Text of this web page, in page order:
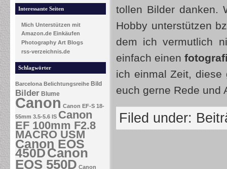
Interessante Seiten
Mich Unterstützen mit
Amazon.de Einkäufen
Photography Art Blogs
rss-verzeichnis.de
Schlagwörter
Barcelona Belichtungsreihe Bild
Bilder Blume
Canon Canon EF-S 18-
55mm 3.5-5.6 IS Canon
EF 100mm F2.8
MACRO USM
Canon EOS
450DCanon
EOS 550D Canon
tollen Bilder danken.
Hobby unterstützen
dem ich vermutlich
einfach einen
ich einmal Zeit, diese
euch gerne Rede und
Filed under: